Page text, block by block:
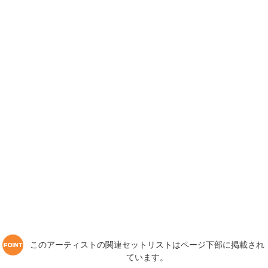
このアーティストの関連セットリストはページ下部に掲載され
ています。